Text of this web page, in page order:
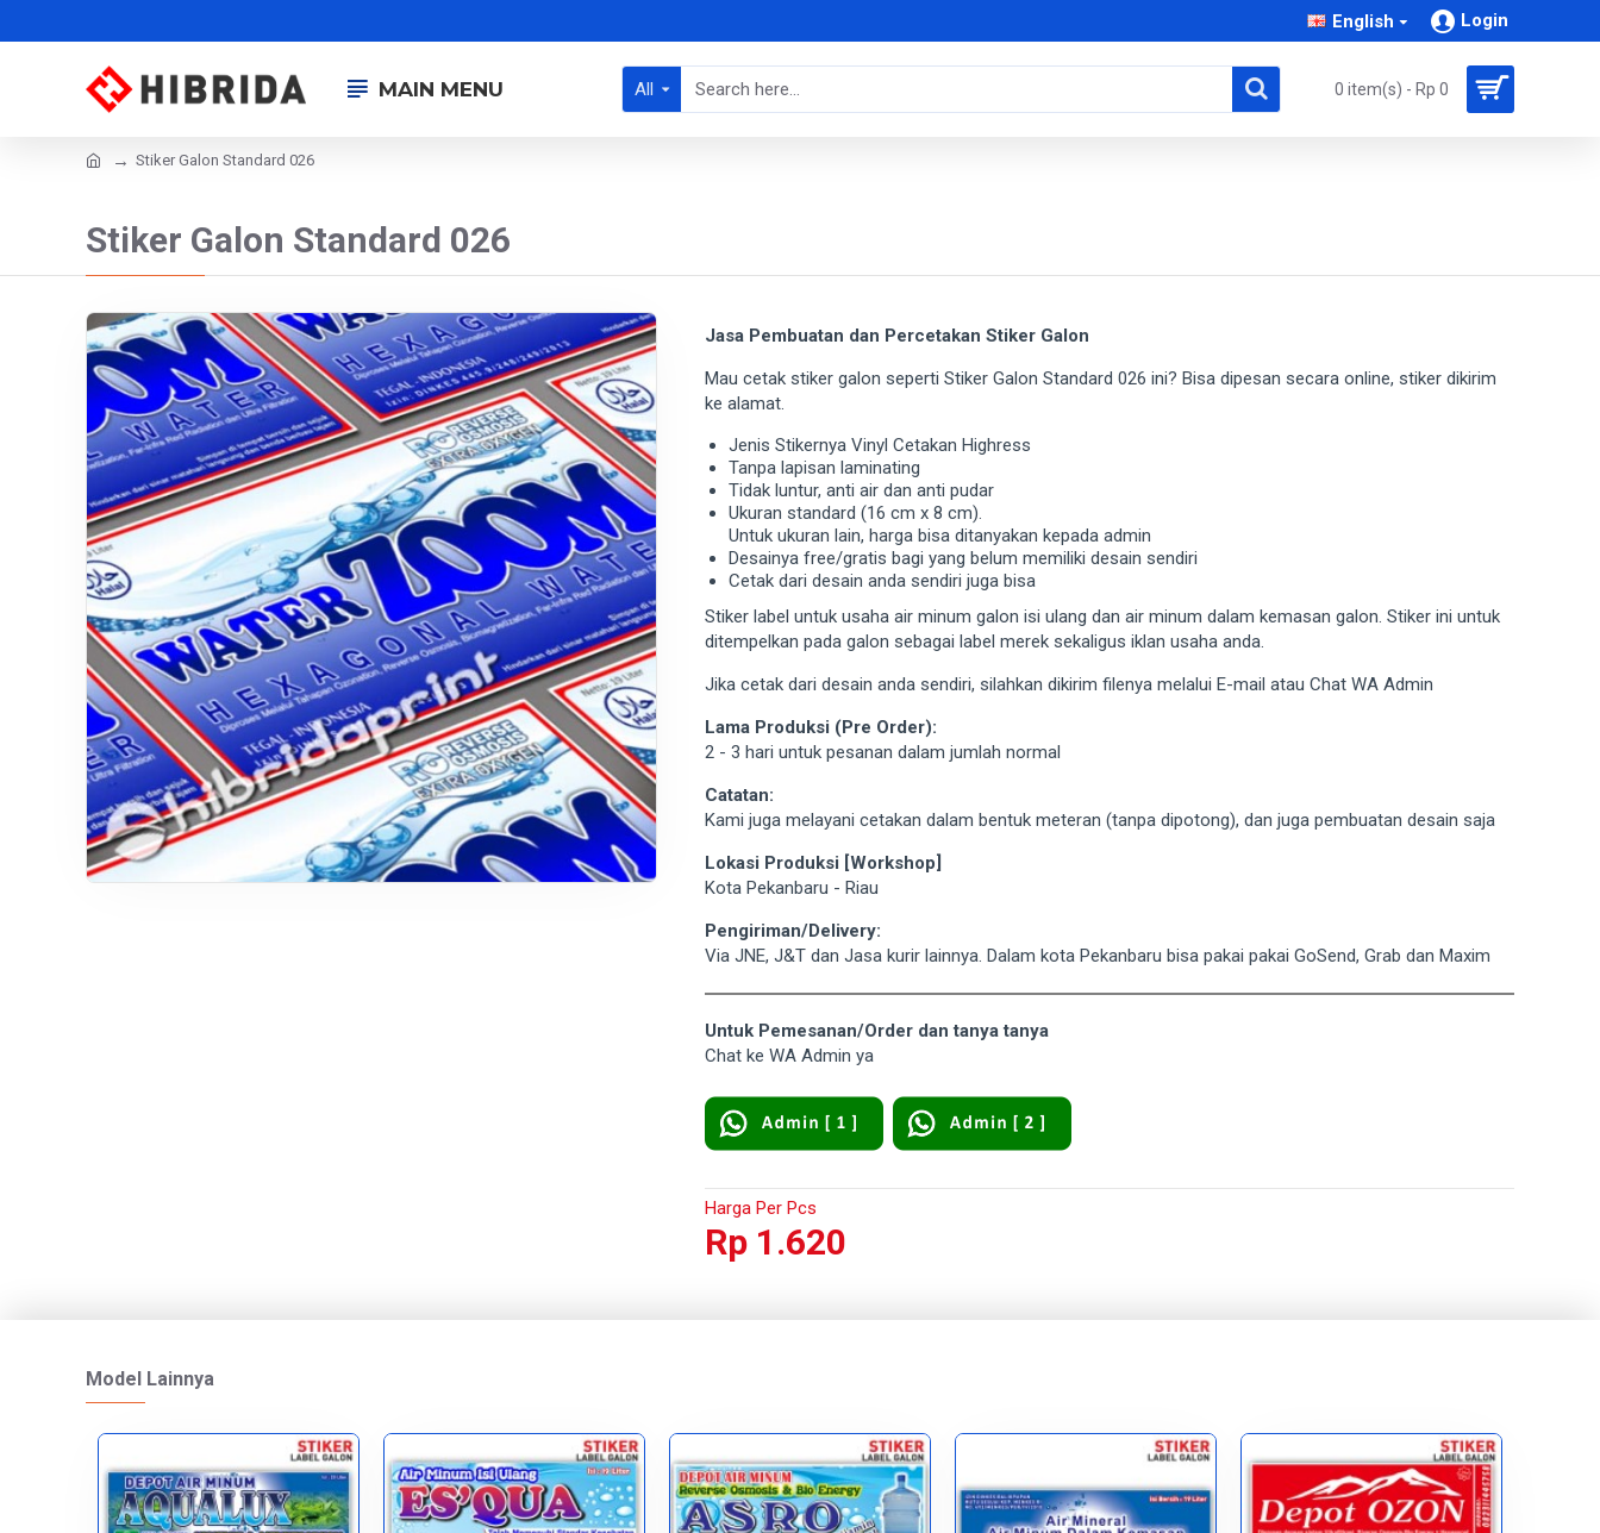
English Login
MAIN MENU All 0 item(s) - Rp 0
Stiker Galon Standard 026
Stiker Galon Standard 026
Jasa Pembuatan dan Percetakan Stiker Galon
Mau cetak stiker galon seperti Stiker Galon Standard 026 ini? Bisa dipesan secara online, stiker dikirim
ke alamat.
Jenis Stikernya Vinyl Cetakan Highress
Tanpa lapisan laminating
Tidak luntur, anti air dan anti pudar
Ukuran standard (16 cm x 8 cm).
Untuk ukuran lain, harga bisa ditanyakan kepada admin
Desainya free/gratis bagi yang belum memiliki desain sendiri
Cetak dari desain anda sendiri juga bisa
Stiker label untuk usaha air minum galon isi ulang dan air minum dalam kemasan galon. Stiker ini untuk
ditempelkan pada galon sebagai label merek sekaligus iklan usaha anda.
Jika cetak dari desain anda sendiri, silahkan dikirim filenya melalui E-mail atau Chat WA Admin
Lama Produksi (Pre Order):
2 - 3 hari untuk pesanan dalam jumlah normal
Catatan:
Kami juga melayani cetakan dalam bentuk meteran (tanpa dipotong), dan juga pembuatan desain saja
Lokasi Produksi [Workshop]
Kota Pekanbaru - Riau
Pengiriman/Delivery:
Via JNE, J&T dan Jasa kurir lainnya. Dalam kota Pekanbaru bisa pakai pakai GoSend, Grab dan Maxim
Untuk Pemesanan/Order dan tanya tanya
Chat ke WA Admin ya
Harga Per Pcs
Rp 1.620
Model Lainnya